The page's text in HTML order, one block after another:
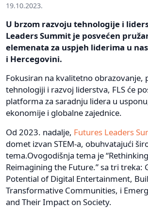
19.10.2023.
U brzom razvoju tehnologije i
Leaders Summit je posvećen
elemenata za uspjeh liderima u
i Hercegovini.
Fokusiran na kvalitetno obrazovanje,
tehnologiji i razvoj liderstva, FLS će
platforma za saradnju lidera u
ekonomije i globalne zajednice.
Od 2023. nadalje, Futures Leaders
domet izvan STEM-a, obuhvatajući
tema.Ovogodišnja tema je
Reimagining the Future.” sa tri treka:
Potential of Digital Entertainment,
Transformative Communities, i
and Their Impact on Society.